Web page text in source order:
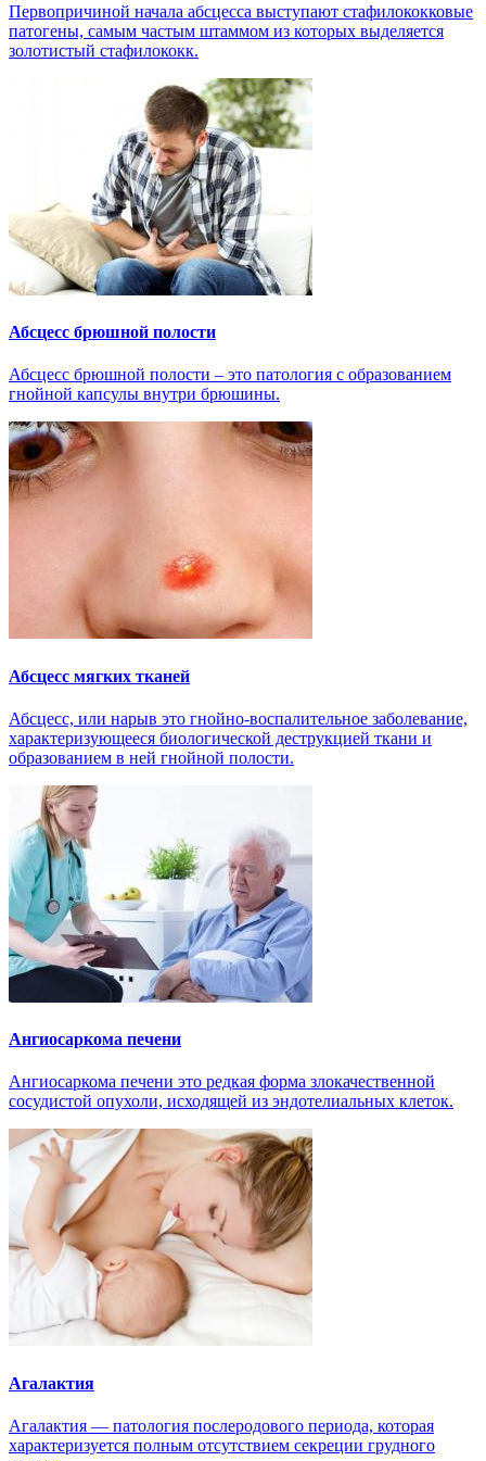
Первопричиной начала абсцесса выступают стафилококковые
патогены, самым частым штаммом из которых выделяется
золотистый стафилококк.
Абсцесс брюшной полости
Абсцесс брюшной полости – это патология с образованием
гнойной капсулы внутри брюшины.
Абсцесс мягких тканей
Абсцесс, или нарыв это гнойно-воспалительное заболевание,
характеризующееся биологической деструкцией ткани и
образованием в ней гнойной полости.
Ангиосаркома печени
Ангиосаркома печени это редкая форма злокачественной
сосудистой опухоли, исходящей из эндотелиальных клеток.
Агалактия
Агалактия — патология послеродового периода, которая
характеризуется полным отсутствием секреции грудного